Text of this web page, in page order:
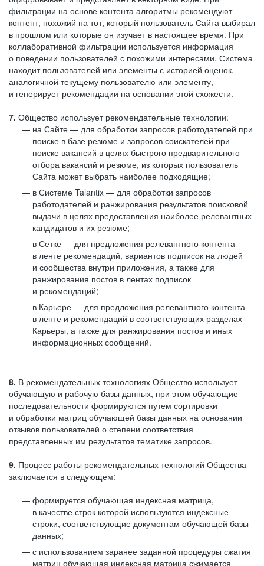
фильтрации на основе контента алгоритмы рекомендуют
контент, похожий на тот, который пользователь Сайта выбирал
в прошлом или которые он изучает в настоящее время. При
коллаборативной фильтрации используется информация
о поведении пользователей с похожими интересами. Система
находит пользователей или элементы с историей оценок,
аналогичной текущему пользователю или элементу,
и генерирует рекомендации на основании этой схожести.
7. Общество использует рекомендательные технологии:
на Сайте — для обработки запросов работодателей при
поиске в базе резюме и запросов соискателей при
поиске вакансий в целях быстрого предварительного
отбора вакансий и резюме, из которых пользователь
Сайта может выбрать наиболее подходящие;
в Системе Talantix — для обработки запросов
работодателей и ранжирования результатов поисковой
выдачи в целях предоставления наиболее релевантных
кандидатов и их резюме;
в Сетке — для предложения релевантного контента
в ленте рекомендаций, вариантов подписок на людей
и сообщества внутри приложения, а также для
ранжирования постов в лентах подписок
и рекомендаций;
в Карьере — для предложения релевантного контента
в ленте и рекомендаций в соответствующих разделах
Карьеры, а также для ранжирования постов и иных
информационных сообщений.
8. В рекомендательных технологиях Общество использует
обучающую и рабочую базы данных, при этом обучающие
последовательности формируются путем сортировки
и обработки матриц обучающей базы данных на основании
отзывов пользователей о степени соответствия
представленных им результатов тематике запросов.
9. Процесс работы рекомендательных технологий Общества
заключается в следующем:
формируется обучающая индексная матрица,
в качестве строк которой используются индексные
строки, соответствующие документам обучающей базы
данных;
с использованием заранее заданной процедуры сжатия
матриц обучающая индексная матрица сжимается